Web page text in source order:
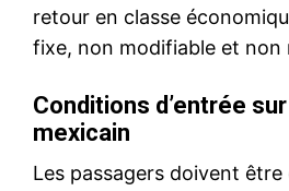
retour en classe
fixe, non modifiable et non
Conditions d’entrée
mexicain
Les passagers doivent être